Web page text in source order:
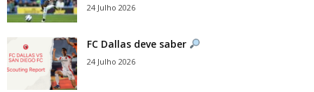
24 Julho 2026
FC Dallas deve saber
24 Julho 2026